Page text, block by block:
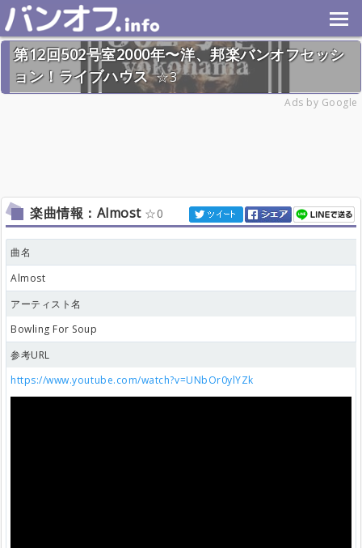
第12回502号室2000年〜洋、邦楽バンオフセッシ
ョン！ライブハウス
3
Ads by Google
楽曲情報：Almost 0
曲名
Almost
アーティスト名
Bowling For Soup
参考URL
https://www.youtube.com/watch?v=UNbOr0ylYZk